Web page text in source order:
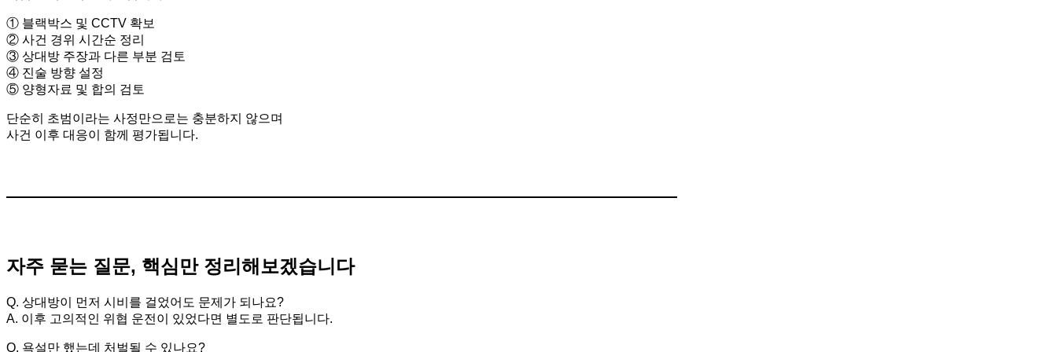
① 블랙박스 및 CCTV 확보
② 사건 경위 시간순 정리
③ 상대방 주장과 다른 부분 검토
④ 진술 방향 설정
⑤ 양형자료 및 합의 검토
단순히 초범이라는 사정만으로는 충분하지 않으며
사건 이후 대응이 함께 평가됩니다.
자주 묻는 질문, 핵심만 정리해보겠습니다
Q. 상대방이 먼저 시비를 걸었어도 문제가 되나요?
A. 이후 고의적인 위협 운전이 있었다면 별도로 판단됩니다.
Q. 욕설만 했는데 처벌될 수 있나요?